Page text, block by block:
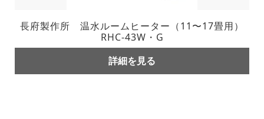
長府製作所 温水ルームヒーター（11〜17畳用）
RHC-43W・G
詳細を見る